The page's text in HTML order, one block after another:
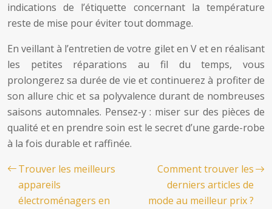
indications de l’étiquette concernant la température
reste de mise pour éviter tout dommage.
En veillant à l’entretien de votre gilet en V et en réalisant
les petites réparations au fil du temps, vous
prolongerez sa durée de vie et continuerez à profiter de
son allure chic et sa polyvalence durant de nombreuses
saisons automnales. Pensez-y : miser sur des pièces de
qualité et en prendre soin est le secret d’une garde-robe
à la fois durable et raffinée.
Trouver les meilleurs
appareils
électroménagers en
Comment trouver les
derniers articles de
mode au meilleur prix ?